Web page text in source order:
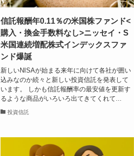
信託報酬年0.11％の米国株ファンド<
購入・換金手数料なし>ニッセイ・S
米国連続増配株式インデックスファ
ンド爆誕
新しいNISAが始まる来年に向けて各社が囲い
込みなのか続々と新しい投資信託を発表して
います。 しかも信託報酬率の最安値を更新す
るような商品がいろいろ出てきてくれて...
投資信託